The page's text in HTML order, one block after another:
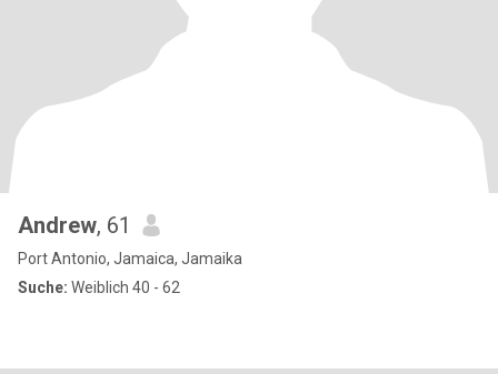
Andrew, 61
Port Antonio, Jamaica, Jamaika
Suche: Weiblich 40 - 62